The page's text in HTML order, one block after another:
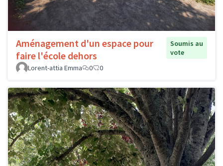
Aménagement d'un espace pour
faire l'école dehors
Soumis au
vote
Lorent-attia Emma
0 0